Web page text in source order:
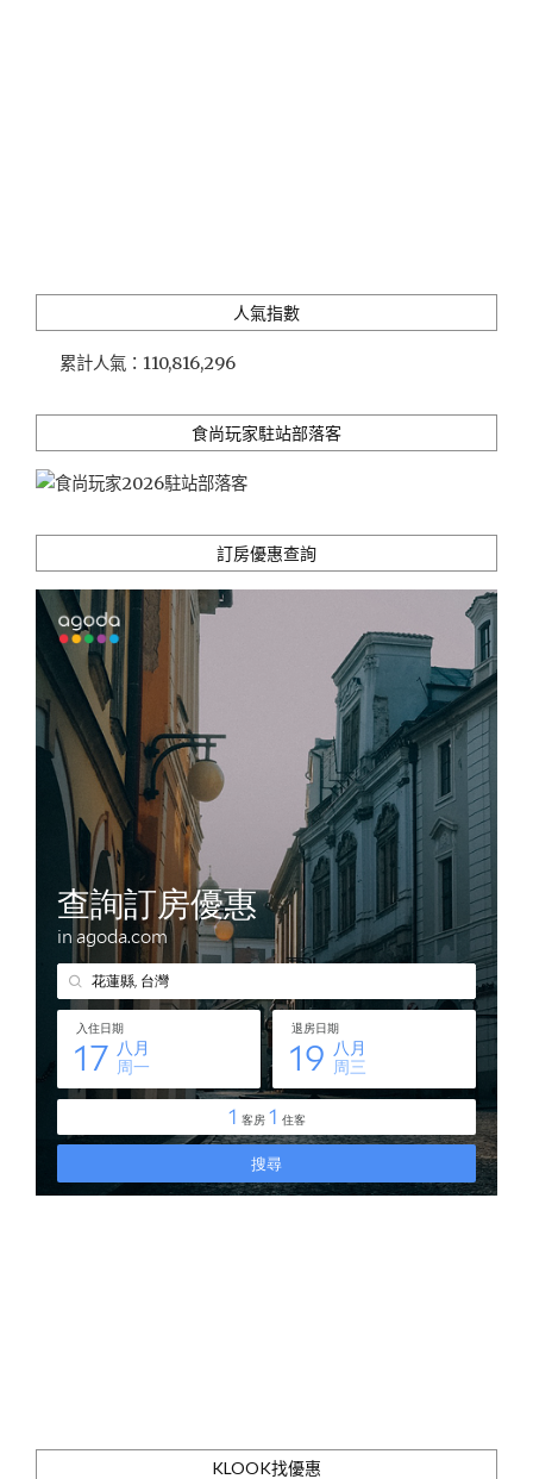
人氣指數
累計人氣： 110,816,296
食尚玩家駐站部落客
訂房優惠查詢
KLOOK找優惠